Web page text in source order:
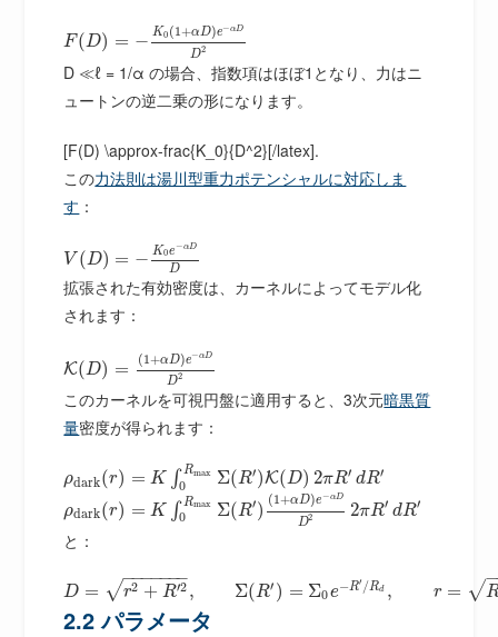
F(D) = − K0 (1+αD)e−αD
D2
D ≪ℓ = 1/α の場合、指数項はほぼ1となり、力はニ
ュートンの逆二乗の形になります。
[F(D) \approx-frac{K_0}{D^2}[/latex].
この力法則は湯川型重力ポテンシャルに対応しま
す ：
V (D) = − K0e −αD
D
拡張された有効密度は、カーネルによってモデル化
されます：
K(D) = (1+αD)e−αD
D2
このカーネルを可視円盤に適用すると、3次元暗黒質
量密度が得られます：
ρdark(r) = K ∫ Rmax
0 Σ(R′)K(D) 2πR′ dR′
ρdark(r) = K ∫ Rmax
0 Σ(R′) (1+αD)e −αD
D2 2πR′ dR′
と：
D = r2 + R′2
− −
−−−−−
√ , Σ(R′ ) = Σ0e−R′ /Rd , r =
−
√
2.2 パラメータ